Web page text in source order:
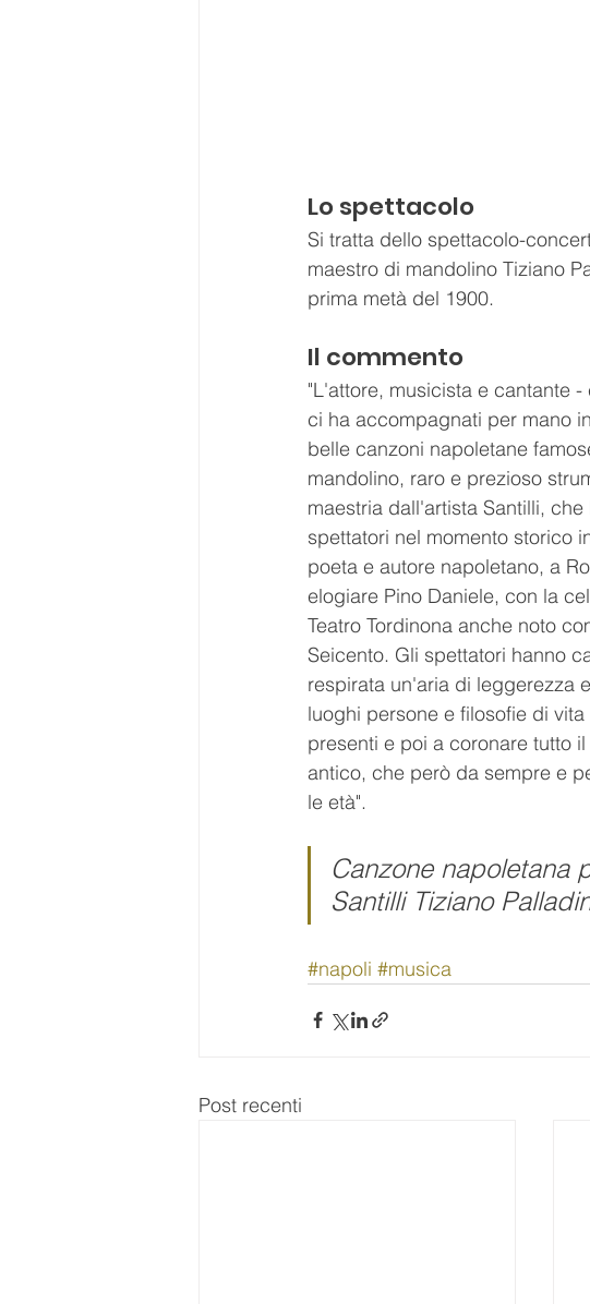
Lo spettacolo
Si tratta dello spettacolo-
maestro di mandolino Tiziano
prima metà del 1900.
Il commento
"L'attore, musicista e cantante
ci ha accompagnati per mano
belle canzoni napoletane
mandolino, raro e prezioso
maestria dall'artista Santilli,
spettatori nel momento storico
poeta e autore napoletano, a
elogiare Pino Daniele, con la
Teatro Tordinona anche noto
Seicento. Gli spettatori hanno
respirata un'aria di leggerezza
luoghi persone e filosofie di
presenti e poi a coronare tutto
antico, che però da sempre e
le età".
Canzone napoletana
Santilli Tiziano
#napoli #musica
Post recenti